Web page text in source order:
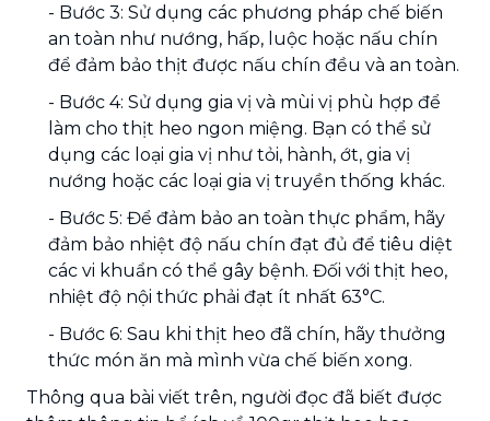
- Bước 3: Sử dụng các phương pháp chế biến
an toàn như nướng, hấp, luộc hoặc nấu chín
để đảm bảo thịt được nấu chín đều và an toàn.
- Bước 4: Sử dụng gia vị và mùi vị phù hợp để
làm cho thịt heo ngon miệng. Bạn có thể sử
dụng các loại gia vị như tỏi, hành, ớt, gia vị
nướng hoặc các loại gia vị truyền thống khác.
- Bước 5: Để đảm bảo an toàn thực phẩm, hãy
đảm bảo nhiệt độ nấu chín đạt đủ để tiêu diệt
các vi khuẩn có thể gây bệnh. Đối với thịt heo,
nhiệt độ nội thức phải đạt ít nhất 63°C.
- Bước 6: Sau khi thịt heo đã chín, hãy thưởng
thức món ăn mà mình vừa chế biến xong.
Thông qua bài viết trên, người đọc đã biết được